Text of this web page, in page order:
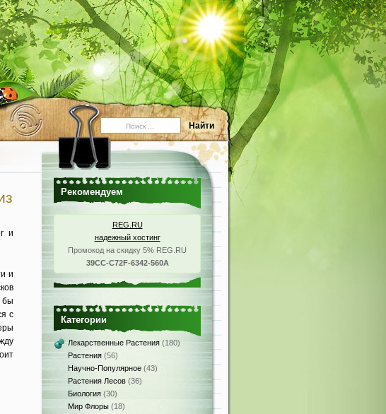
и
бы
с
Рекомендуем
REG.RU
надежный хостинг
Промокод на скидку 5% REG.RU
39CC-C72F-6342-560A
Категории
Лекарственные Растения (180)
Растения (56)
Научно-Популярное (43)
Растения Лесов (36)
Биология (30)
Мир Флоры (18)